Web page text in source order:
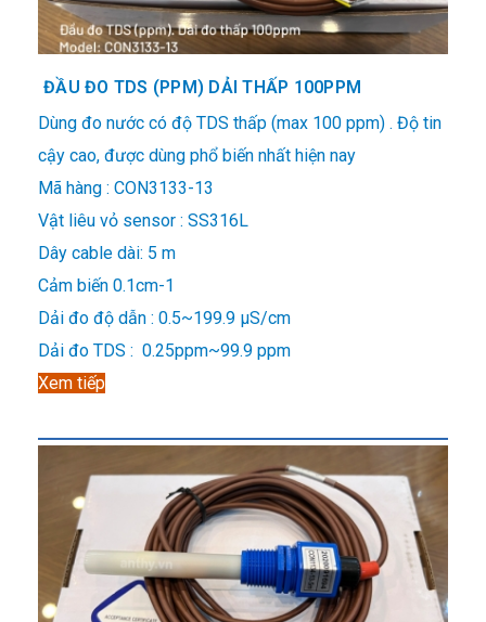
ĐẦU ĐO TDS (PPM) DẢI THẤP 100PPM
Dùng đo nước có độ TDS thấp (max 100 ppm) . Độ tin
cậy cao, được dùng phổ biến nhất hiện nay
Mã hàng : CON3133-13
Vật liêu vỏ sensor : SS316L
Dây cable dài: 5 m
Cảm biến 0.1cm-1
Dải đo độ dẫn : 0.5~199.9 μS/cm
Dải đo TDS : 0.25ppm~99.9 ppm
Xem tiếp